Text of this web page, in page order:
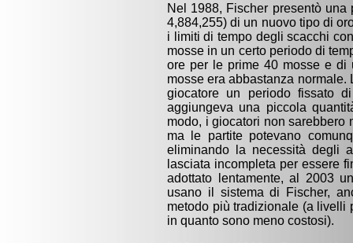
Nel 1988, Fischer presentò
4,884,255) di un nuovo tipo di
i limiti di tempo degli scacchi
mosse in un certo periodo di
ore per le prime 40 mosse e di
mosse era abbastanza
giocatore un periodo fissato
aggiungeva una piccola
modo, i giocatori non sarebbero
ma le partite potevano
eliminando la necessità degli
lasciata incompleta per essere
adottato lentamente, al 2003
usano il sistema di Fischer,
metodo più tradizionale (a livelli
in quanto sono meno costosi).